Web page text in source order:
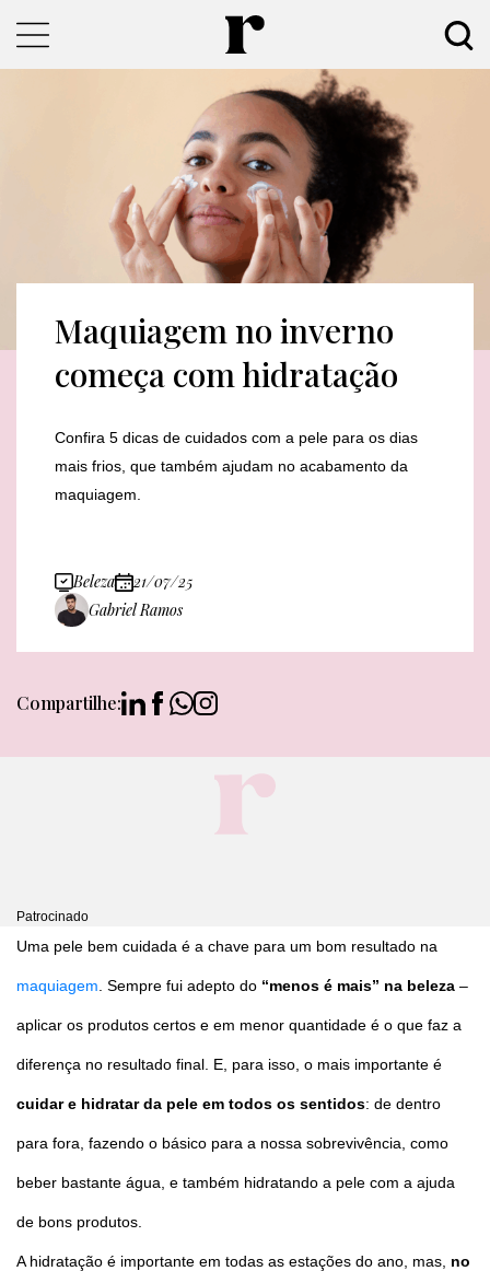
Maquiagem no inverno
começa com hidratação
Confira 5 dicas de cuidados com a pele para os dias
mais frios, que também ajudam no acabamento da
maquiagem.
Beleza
21/07/25
Gabriel Ramos
Compartilhe:
Patrocinado
Uma pele bem cuidada é a chave para um bom resultado na
maquiagem . Sempre fui adepto do “menos é mais” na beleza –
aplicar os produtos certos e em menor quantidade é o que faz a
diferença no resultado final. E, para isso, o mais importante é
cuidar e hidratar da pele em todos os sentidos: de dentro
para fora, fazendo o básico para a nossa sobrevivência, como
beber bastante água, e também hidratando a pele com a ajuda
de bons produtos.
A hidratação é importante em todas as estações do ano, mas, no